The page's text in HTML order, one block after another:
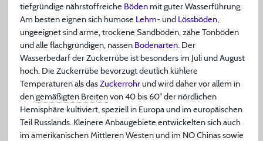
tiefgründige nährstoffreiche Bödenmit guter Wasserführung.
Am besten eignen sich humose Lehm- und Lössböden,
ungeeignet sind arme, trockene Sandböden, zähe Tonböden
und alle flachgründigen, nassen Bodenarten. Der
Wasserbedarf der Zuckerrübe ist besonders im Juli und August
hoch. Die Zuckerrübe bevorzugt deutlich kühlere
Temperaturen als dasZuckerrohrund wird daher vor allem in
dengemäßigten Breitenvon 40 bis 60° der nördlichen
Hemisphäre kultiviert, speziell in Europa und im europäischen
Teil Russlands. Kleinere Anbaugebiete entwickelten sich auch
im amerikanischen Mittleren Westen und im NO Chinas sowie